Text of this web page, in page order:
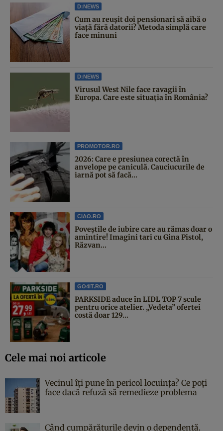
D:NEWS
Cum au reușit doi pensionari să aibă o
viață fără datorii? Metoda simplă care
face minuni
D:NEWS
Virusul West Nile face ravagii în
Europa. Care este situația în România?
PROMOTOR.RO
2026: Care e presiunea corectă în
anvelope pe caniculă. Cauciucurile de
iarnă pot să facă...
CIAO.RO
Poveştile de iubire care au rămas doar o
amintire! Imagini tari cu Gina Pistol,
Răzvan...
GO4IT.RO
PARKSIDE aduce în LIDL TOP 7 scule
pentru orice atelier. „Vedeta” ofertei
costă doar 129...
Cele mai noi articole
Vecinul îți pune în pericol locuința? Ce poți
face dacă refuză să remedieze problema
Când cumpărăturile devin o dependență.